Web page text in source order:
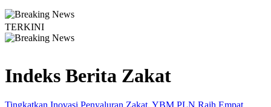
TERKINI
Indeks Berita Zakat
Tingkatkan Inovasi Penyaluran Zakat, YBM PLN Raih Empat